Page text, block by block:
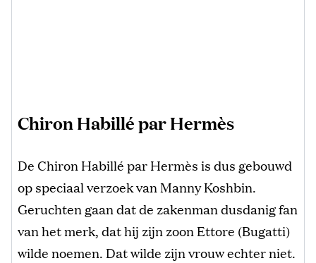
Chiron Habillé par Hermès
De Chiron Habillé par Hermès is dus gebouwd
op speciaal verzoek van Manny Koshbin.
Geruchten gaan dat de zakenman dusdanig fan
van het merk, dat hij zijn zoon Ettore (Bugatti)
wilde noemen. Dat wilde zijn vrouw echter niet.